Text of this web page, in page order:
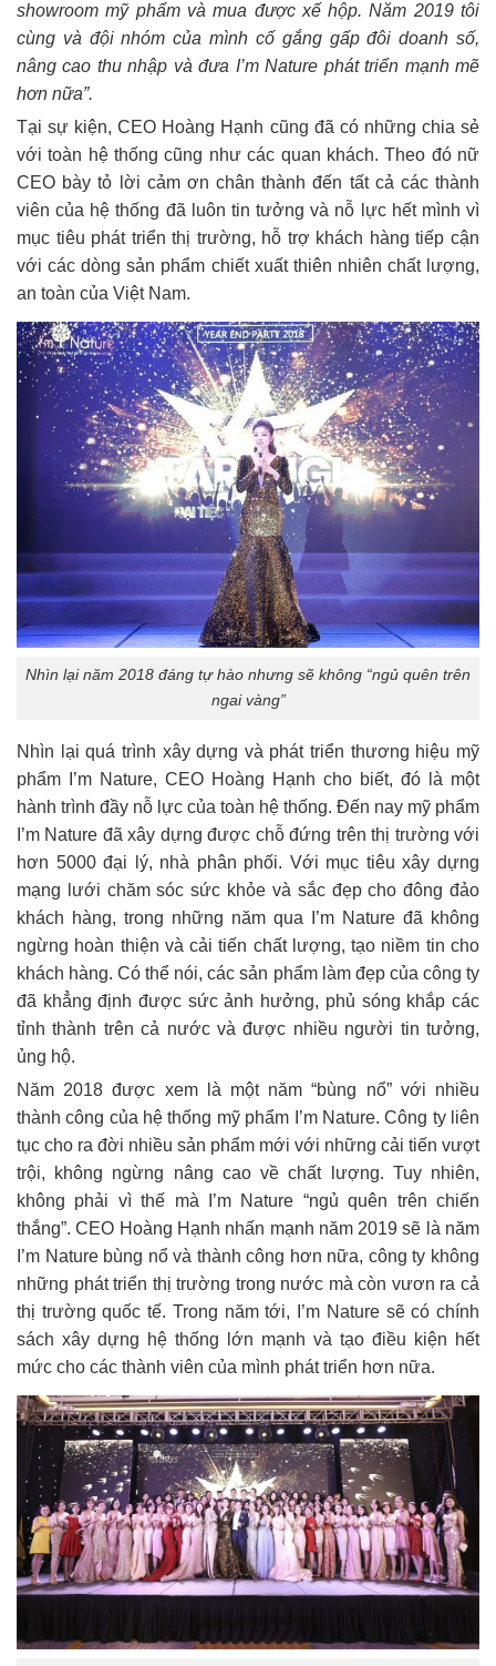
showroom mỹ phẩm và mua được xế hộp. Năm 2019 tôi
cùng và đội nhóm của mình cố gắng gấp đôi doanh số,
nâng cao thu nhập và đưa I’m Nature phát triển mạnh mẽ
hơn nữa”.
Tại sự kiện, CEO Hoàng Hạnh cũng đã có những chia sẻ
với toàn hệ thống cũng như các quan khách. Theo đó nữ
CEO bày tỏ lời cảm ơn chân thành đến tất cả các thành
viên của hệ thống đã luôn tin tưởng và nỗ lực hết mình vì
mục tiêu phát triển thị trường, hỗ trợ khách hàng tiếp cận
với các dòng sản phẩm chiết xuất thiên nhiên chất lượng,
an toàn của Việt Nam.
Nhìn lại năm 2018 đáng tự hào nhưng sẽ không “ngủ quên trên
ngai vàng”
Nhìn lại quá trình xây dựng và phát triển thương hiệu mỹ
phẩm I’m Nature, CEO Hoàng Hạnh cho biết, đó là một
hành trình đầy nỗ lực của toàn hệ thống. Đến nay mỹ phẩm
I’m Nature đã xây dựng được chỗ đứng trên thị trường với
hơn 5000 đại lý, nhà phân phối. Với mục tiêu xây dựng
mạng lưới chăm sóc sức khỏe và sắc đẹp cho đông đảo
khách hàng, trong những năm qua I’m Nature đã không
ngừng hoàn thiện và cải tiến chất lượng, tạo niềm tin cho
khách hàng. Có thể nói, các sản phẩm làm đẹp của công ty
đã khẳng định được sức ảnh hưởng, phủ sóng khắp các
tỉnh thành trên cả nước và được nhiều người tin tưởng,
ủng hộ.
Năm 2018 được xem là một năm “bùng nổ” với nhiều
thành công của hệ thống mỹ phẩm I’m Nature. Công ty liên
tục cho ra đời nhiều sản phẩm mới với những cải tiến vượt
trội, không ngừng nâng cao về chất lượng. Tuy nhiên,
không phải vì thế mà I’m Nature “ngủ quên trên chiến
thắng”. CEO Hoàng Hạnh nhấn mạnh năm 2019 sẽ là năm
I’m Nature bùng nổ và thành công hơn nữa, công ty không
những phát triển thị trường trong nước mà còn vươn ra cả
thị trường quốc tế. Trong năm tới, I’m Nature sẽ có chính
sách xây dựng hệ thống lớn mạnh và tạo điều kiện hết
mức cho các thành viên của mình phát triển hơn nữa.